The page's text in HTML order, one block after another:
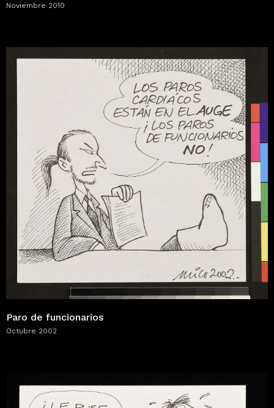
Noviembre 2010
Paro de funcionarios
Octubre 2002